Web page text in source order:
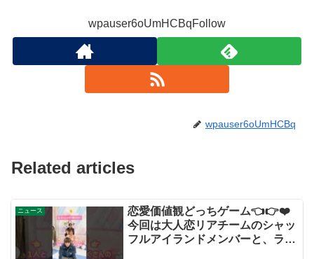
wpauser6oUmHCBqFollow
wpauser6oUmHCBq
Related articles
ニュース
恋愛価値観どっちゲーム👈👉❤️
今回は大人恋リアチームのシャッ
フルアイランドメンバーと、ラブ